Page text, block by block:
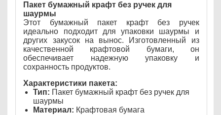
Пакет бумажный крафт без ручек для
шаурмы
Этот бумажный пакет крафт без ручек
идеально подходит для упаковки шаурмы и
других закусок на вынос. Изготовленный из
качественной крафтовой бумаги, он
обеспечивает надежную упаковку и
сохранность продуктов.
Характеристики пакета:
Тип: Пакет бумажный крафт без ручек для
шаурмы
Материал: Крафтовая бумага